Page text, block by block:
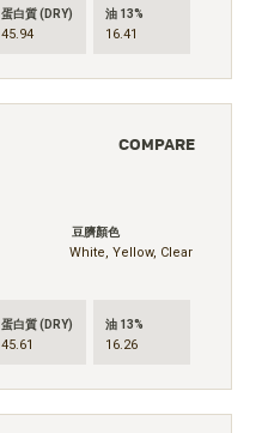
蛋白質 (DRY)
45.94
油 13%
16.41
豆臍顏色
White, Yellow, Clear
蛋白質 (DRY)
45.61
油 13%
16.26
COMPARE